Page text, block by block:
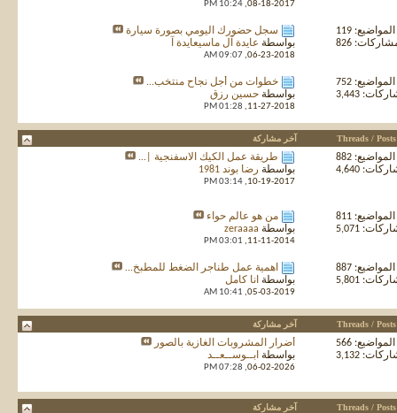
08-18-2017,
10:24 PM
المواضيع: 119
826
سجل حضورك اليومي بصورة سيارة
بواسطة عايدة آل ماسيعايدة آ
06-23-2018,
09:07 AM
المواضيع: 752
3,443
خطوات من أجل نجاح منتخب...
بواسطة حسين رزق
11-27-2018,
01:28 PM
Threads / Posts آخر مشاركة
المواضيع: 882
4,640
طريقة عمل الكيك الاسفنجية |...
بواسطة رضا بوند 1981
10-19-2017,
03:14 PM
المواضيع: 811
5,071
من هو عالم حواء
بواسطة zeraaaa
11-11-2014,
03:01 PM
المواضيع: 887
5,801
اهمية عمل طناجر الضغط للمطبخ...
بواسطة انا كامل
05-03-2019,
10:41 AM
Threads / Posts آخر مشاركة
المواضيع: 566
3,132
أضرار المشروبات الغازية بالصور
بواسطة ابــوســعــد
06-02-2026,
07:28 PM
Threads / Posts آخر مشاركة